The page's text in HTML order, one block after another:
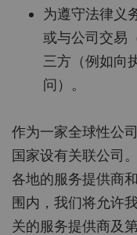
为遵守法律义
或与公司交易
三方（例如向
问）。
作为一家全球性公
国家设有关联公司
各地的服务提供商
围内，我们将允许
关的服务提供商及